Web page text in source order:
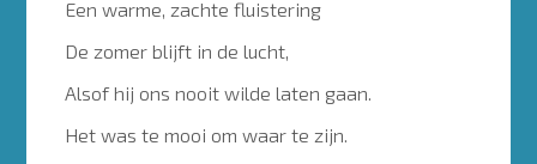
Een warme, zachte fluistering
De zomer blijft in de lucht,
Alsof hij ons nooit wilde laten gaan.
Het was te mooi om waar te zijn.